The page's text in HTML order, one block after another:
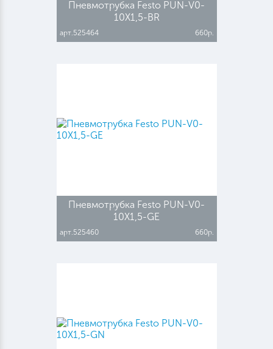
Пневмотрубка Festo PUN-V0-
10X1,5-BR
арт.525464 660р.
Пневмотрубка Festo PUN-V0-
10X1,5-GE
арт.525460 660р.